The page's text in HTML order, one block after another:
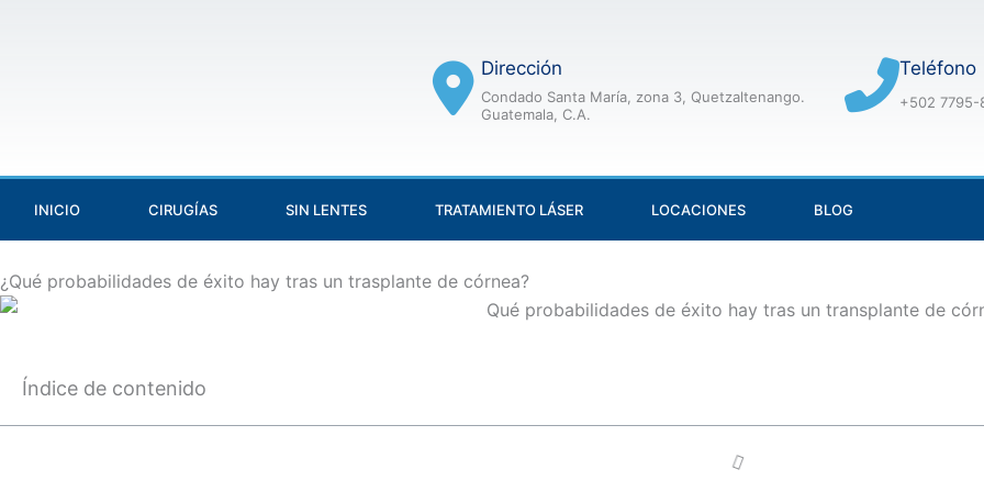
Dirección
Condado Santa María, zona 3, Quetzaltenango.
Guatemala, C.A.
Teléfono
+502 7795-
INICIO CIRUGÍAS SIN LENTES TRATAMIENTO LÁSER LOCACIONES BLOG
¿Qué probabilidades de éxito hay tras un trasplante de córnea?
Índice de contenido